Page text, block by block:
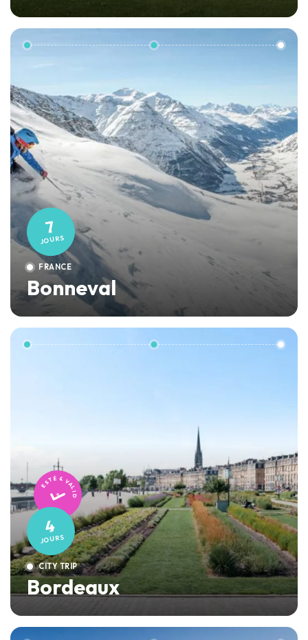
7
JOURS
FRANCE
Bonneval
TESTÉ & VALIDÉ
4
JOURS
CITY TRIP
Bordeaux